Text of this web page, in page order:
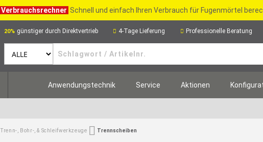
Verbrauchsrechner Schnell und einfach Ihren Verbrauch für Fugenmörtel
20% günstiger durch Direktvertrieb 4-Tage Lieferung Professionelle Beratung
Anwendungstechnik Service Aktionen
Trenn-, Bohr-, & Schleifwerkzeuge Trennscheiben